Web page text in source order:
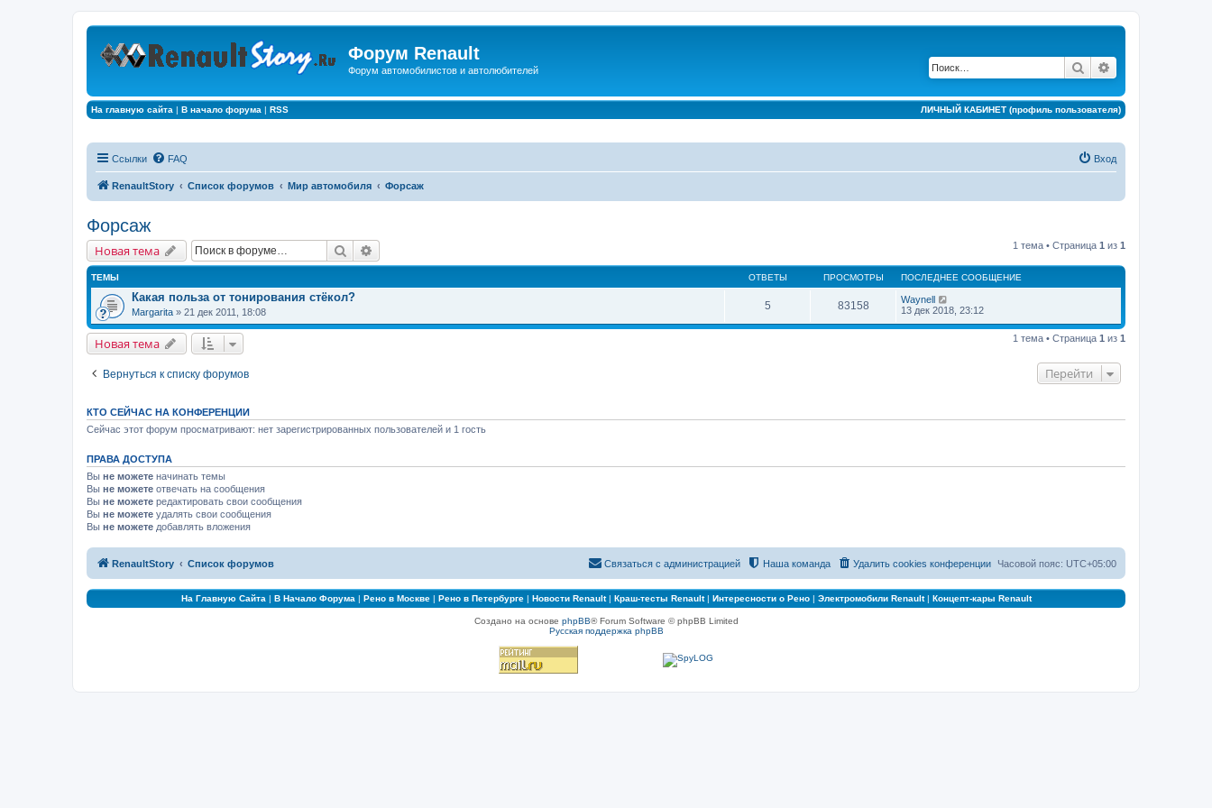
Форум Renault
Форум автомобилистов и автолюбителей Поиск
На главную сайта | В начало форума | RSS ЛИЧНЫЙ КАБИНЕТ (профиль пользователя)
Ссылки FAQ Вход
RenaultStory Список форумов Мир автомобиля Форсаж
Форсаж
Новая тема Поиск 1 тема • Страница 1 из 1
ТЕМЫ ОТВЕТЫ ПРОСМОТРЫ ПОСЛЕДНЕЕ СООБЩЕНИЕ
Какая польза от тонирования стёкол?
Margarita » 21 дек 2011, 18:08
5 83158
Waynell
13 дек 2018, 23:12
Новая тема 1 тема • Страница 1 из 1
Вернуться к списку форумов Перейти
КТО СЕЙЧАС НА КОНФЕРЕНЦИИ
Сейчас этот форум просматривают: нет зарегистрированных пользователей и 1 гость
ПРАВА ДОСТУПА
Вы не можете начинать темы
Вы не можете отвечать на сообщения
Вы не можете редактировать свои сообщения
Вы не можете удалять свои сообщения
Вы не можете добавлять вложения
RenaultStory Список форумов Часовой пояс: UTC+05:00
Удалить cookies конференции
Наша команда
Связаться с администрацией
На Главную Сайта | В Начало Форума | Рено в Москве| Рено в Петербурге| Новости Renault| Краш-тесты Renault| Интересности о Рено| Электромобили Renault| Концепт-кары Renault
Создано на основе phpBB® Forum Software © phpBB Limited
Русская поддержка phpBB